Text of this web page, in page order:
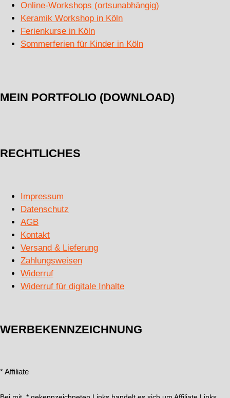
Online-Workshops (ortsunabhängig)
Keramik Workshop in Köln
Ferienkurse in Köln
Sommerferien für Kinder in Köln
MEIN PORTFOLIO (DOWNLOAD)
RECHTLICHES
Impressum
Datenschutz
AGB
Kontakt
Versand & Lieferung
Zahlungsweisen
Widerruf
Widerruf für digitale Inhalte
WERBEKENNZEICHNUNG
* Affiliate